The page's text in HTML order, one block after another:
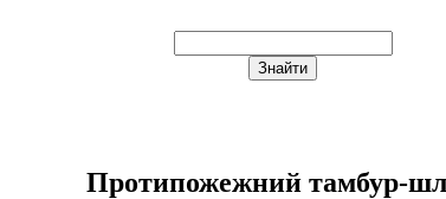
Протипожежний тамбур-